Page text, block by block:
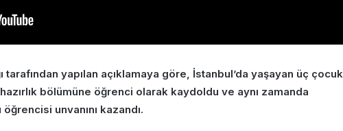
tarafından yapılan açıklamaya göre, İstanbul’da yaşayan üç çocuk
bölümüne öğrenci olarak kaydoldu ve aynı zamanda
unvanını kazandı.